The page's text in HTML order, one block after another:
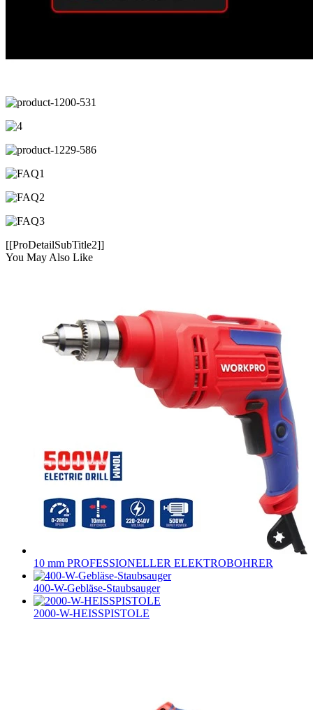
[[ProDetailSubTitle2]]
You May Also Like
10 mm PROFESSIONELLER ELEKTROBOHRER
400-W-Gebläse-Staubsauger
2000-W-HEISSPISTOLE